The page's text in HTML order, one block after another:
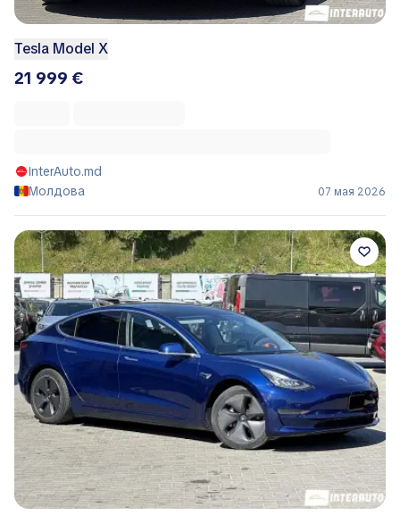
Tesla Model X
21 999 €
InterAuto.md
Молдова
07 мая 2026